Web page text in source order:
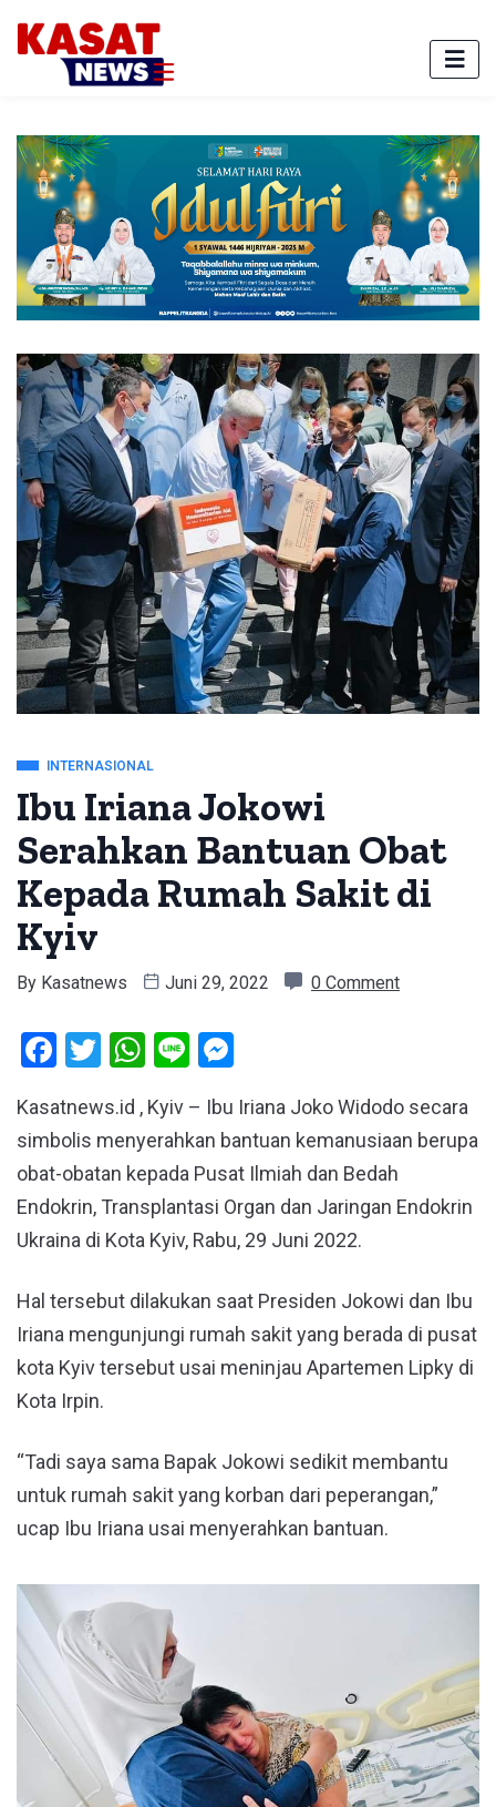
INTERNASIONAL
Ibu Iriana Jokowi
Serahkan Bantuan Obat
Kepada Rumah Sakit di
Kyiv
By Kasatnews Juni 29, 2022 0 Comment
Facebook
Twitter
WhatsApp
Line
Kasatnews.id , Kyiv – Ibu Iriana Joko Widodo secara
simbolis menyerahkan bantuan kemanusiaan berupa
obat-obatan kepada Pusat Ilmiah dan Bedah
Endokrin, Transplantasi Organ dan Jaringan Endokrin
Ukraina di Kota Kyiv, Rabu, 29 Juni 2022.
Hal tersebut dilakukan saat Presiden Jokowi dan Ibu
Iriana mengunjungi rumah sakit yang berada di pusat
kota Kyiv tersebut usai meninjau Apartemen Lipky di
Kota Irpin.
“Tadi saya sama Bapak Jokowi sedikit membantu
untuk rumah sakit yang korban dari peperangan,”
ucap Ibu Iriana usai menyerahkan bantuan.